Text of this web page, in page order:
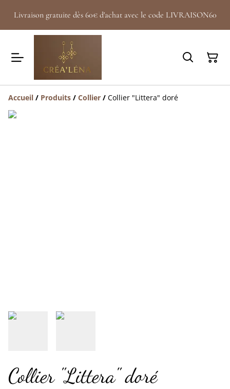
Livraison gratuite dès 60€ d'achat avec le code LIVRAISON60
Accueil / Produits / Collier / Collier "Littera" doré
Collier "Littera" doré